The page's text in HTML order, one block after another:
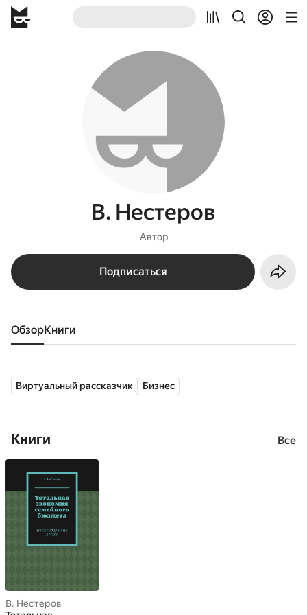
В. Нестеров
Автор
Подписаться
Обзор книги
Виртуальный рассказчик Бизнес
Книги Все
В. Нестеров